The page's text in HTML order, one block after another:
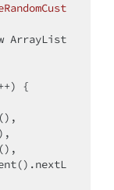
ArrayList
{